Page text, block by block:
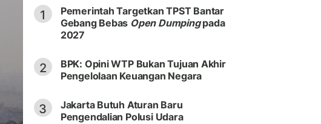
1
Pemerintah Targetkan TPST Bantar
Gebang Bebas Open Dumpingpada
2027
2
BPK: Opini WTP Bukan Tujuan Akhir
Pengelolaan Keuangan Negara
3
Jakarta Butuh Aturan Baru
Pengendalian Polusi Udara